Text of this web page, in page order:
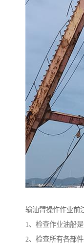
输油臂操作作业前
1、检查作业油船
2、检查所有各部